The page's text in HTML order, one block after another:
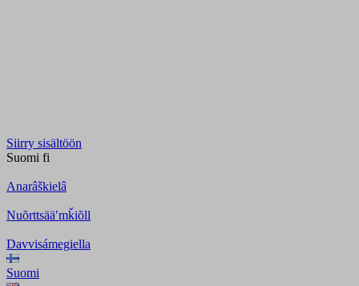
Siirry sisältöön
Suomi fi
Anarâškielâ
Nuõrttsääʹmǩiõll
Davvisámegiella
Suomi